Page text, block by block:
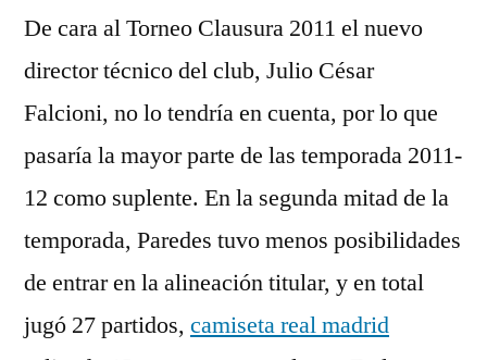
De cara al Torneo Clausura 2011 el nuevo
director técnico del club, Julio César
Falcioni, no lo tendría en cuenta, por lo que
pasaría la mayor parte de las temporada 2011-
12 como suplente. En la segunda mitad de la
temporada, Paredes tuvo menos posibilidades
de entrar en la alineación titular, y en total
jugó 27 partidos, camiseta real madrid